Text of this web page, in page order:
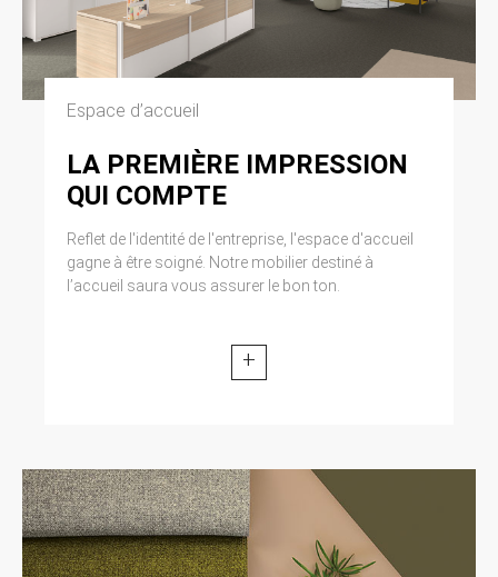
Espace d’accueil
LA PREMIÈRE IMPRESSION
QUI COMPTE
Reflet de l'identité de l'entreprise, l'espace d'accueil
gagne à être soigné. Notre mobilier destiné à
l’accueil saura vous assurer le bon ton.
+